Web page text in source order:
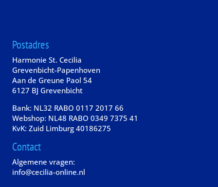
Postadres
Harmonie St. Cecilia
Grevenbicht-Papenhoven
Aan de Greune Paol 54
6127 BJ Grevenbicht
Bank: NL32 RABO 0117 2017 66
Webshop: NL48 RABO 0349 7375 41
KvK: Zuid Limburg 40186275
Contact
Algemene vragen:
info@cecilia-online.nl